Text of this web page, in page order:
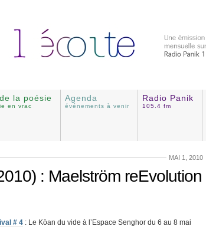
la poésie
en vrac
Agenda
événements à venir
Radio Panik
105.4 fm
MAI 1, 2010
: Maelström reEvolution
# 4 : Le Köan du vide à l’Espace Senghor du 6 au 8 mai